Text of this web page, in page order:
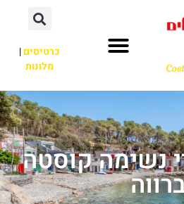
כרטיסים|
מלונות
נשימה קוסטה